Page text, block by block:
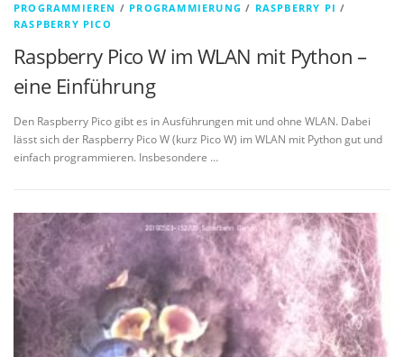
PROGRAMMIEREN / PROGRAMMIERUNG / RASPBERRY PI /
RASPBERRY PICO
Raspberry Pico W im WLAN mit Python –
eine Einführung
Den Raspberry Pico gibt es in Ausführungen mit und ohne WLAN. Dabei
lässt sich der Raspberry Pico W (kurz Pico W) im WLAN mit Python gut und
einfach programmieren. Insbesondere …